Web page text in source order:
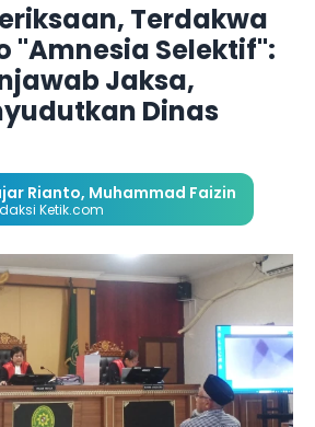
Terdakwa
"Amnesia Selektif":
Jaksa,
Dinas
Rianto, Muhammad Faizin
Ketik.com